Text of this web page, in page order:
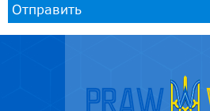
Отправить